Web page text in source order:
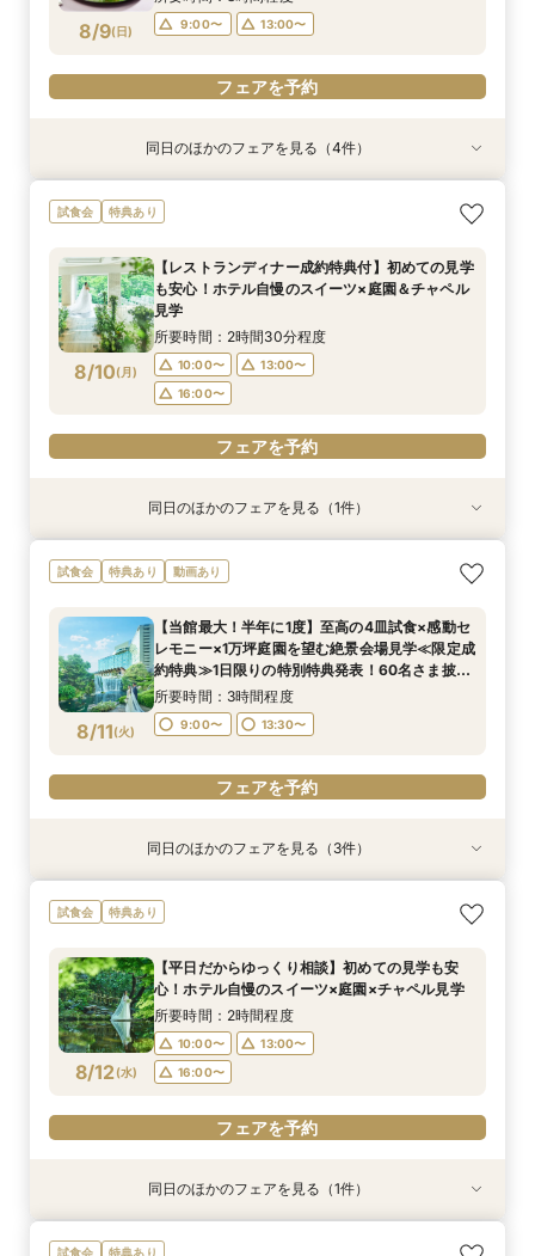
8/9(日) 9:00〜 13:00〜
フェアを予約
特典あり
8/9(日)
《和婚検討の方必見》本格神殿＆1万坪の庭園臨
む絶景会場×伝統ローストビーフ＆メディアでも
所要時間：3時間程度
9:00〜
フェアを予約
特典あり
8/9(日)
【2〜3件目見学におすすめ】料理・見積り・お
もてなしを他会場と比較しながら確認できる相談
理しながら、本命会場を見極めたい方におすす
め！
所要時間：3時間程度
9:00〜
フェアを予約
特典あり
8/9(日)
【27年2月までの結婚式がお得】限定プラン大公
開×直近ウエディング相談＆美食体験《成約特
円ご優待！
所要時間：3時間程度
9:00〜
フェアを予約
特典あり
8/9(日)
【会場見学のラストにおすすめ！決め手が見つか
る】徹底比較相談×チャペル入場体験と庭見え絶
レゼント
所要時間：2時間程度
16:30〜
フェアを予約
同日のほかのフェアを見る（4件）
試食会 特典あり
8/10(月)
【レストランディナー成約特典付】初めての見学
も安心！ホテル自慢のスイーツ×庭園＆チャペル
見学
所要時間：2時間30分程度
10:00〜
13:00〜
16:00〜
フェアを予約
特典あり
8/10(月)
【和婚ご検討のおふたりへ】本格神殿＆1万坪の
日本庭園×話題のSATSUKIスイーツが愉しめる
所要時間：2時間程度
10:00〜
13:00〜
16:00〜
同日のほかのフェアを見る（1件）
試食会 特典あり 動画あり
8/11(火)
【当館最大！半年に1度】至高の4皿試食×感動セ
レモニー×1万坪庭園を望む絶景会場見学≪限定成
約特典≫1日限りの特別特典発表！60名さま披露
宴の場合、最大70万円お得！
所要時間：3時間程度
9:00〜 13:30〜
フェアを予約
特典あり
8/11(火)
【半年に1度のBIGフェア】2〜3件目見学におす
すめ◆料理・見積り・おもてなしを他会場と比較
の違いを整理し、本命会場を見極めたい方へ
所要時間：3時間程度
フェアを予約
特典あり
8/11(火)
今年最大BIGフェア【1万坪の日本庭園】本格神殿
＆庭見え絶景会場×受け継がれるローストビーフ
表！60名さま披露宴の場合、最大70万円お得！
所要時間：3時間程度
フェアを予約
特典あり
8/11(火)
＼会場見学のラストに／チャペル入場体験×庭見
え絶景会場×食のオータニ『絶景ビュッフェ』ご
60名さま披露宴の場合、最大70万円お得！
所要時間：2時間程度
フェアを予約
同日のほかのフェアを見る（3件）
試食会 特典あり
8/12(水)
【平日だからゆっくり相談】初めての見学も安
心！ホテル自慢のスイーツ×庭園×チャペル見学
所要時間：2時間程度
10:00〜
13:00〜
16:00〜
フェアを予約
特典あり
【美しき日本の結婚式】本格神殿＆1万坪の庭園
同日のほかのフェアを見る（1件）
試食会 特典あり